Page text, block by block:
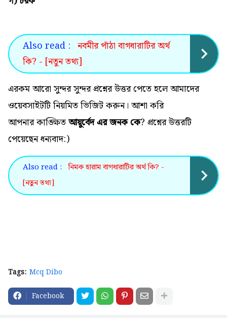
Also read : নবমীর পাঁঠা বাগধারাটির অর্থ
কি? - [নতুন তথ্য]
এরকম আরো সুন্দর সুন্দর প্রশ্নের উত্তর পেতে হলে আমাদের
ওয়েবসাইটটি নিয়মিত ভিজিট করুন। আশা করি
আপনার কাঙ্ক্ষিতআয়ুর্বেদ এর জনক কে? প্রশ্নের উত্তরটি
পেয়েছেন ধন্যবাদ:)
Also read : নিমক হারাম বাগধারাটির অর্থ কি? -
[নতুন তথ্য]
Tags: Mcq Dibo
Facebook